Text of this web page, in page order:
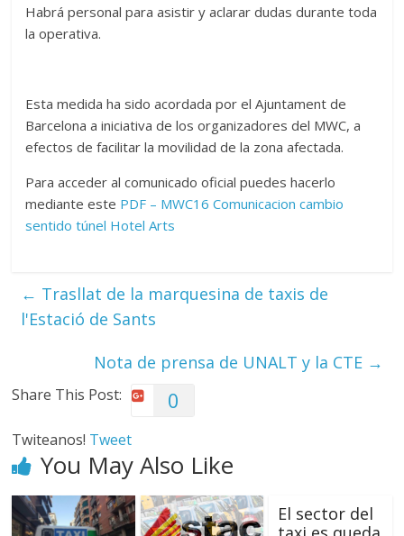
Habrá personal para asistir y aclarar dudas durante toda
la operativa.
Esta medida ha sido acordada por el Ajuntament de
Barcelona a iniciativa de los organizadores del MWC, a
efectos de facilitar la movilidad de la zona afectada.
Para acceder al comunicado oficial puedes hacerlo
mediante este PDF – MWC16 Comunicacion cambio
sentido túnel Hotel Arts
← Trasllat de la marquesina de taxis de
l'Estació de Sants
Nota de prensa de UNALT y la CTE →
Share This Post: 0
Twiteanos! Tweet
You May Also Like
El sector del